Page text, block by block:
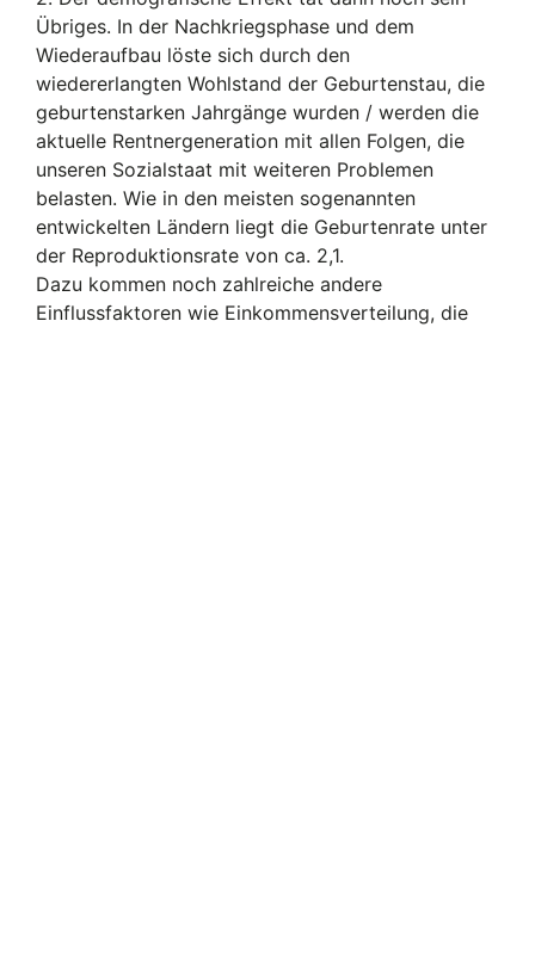
Übriges. In der Nachkriegsphase und dem
Wiederaufbau löste sich durch den
wiedererlangten Wohlstand der Geburtenstau, die
geburtenstarken Jahrgänge wurden / werden die
aktuelle Rentnergeneration mit allen Folgen, die
unseren Sozialstaat mit weiteren Problemen
belasten. Wie in den meisten sogenannten
entwickelten Ländern liegt die Geburtenrate unter
der Reproduktionsrate von ca. 2,1.
Dazu kommen noch zahlreiche andere
Einflussfaktoren wie Einkommensverteilung, die